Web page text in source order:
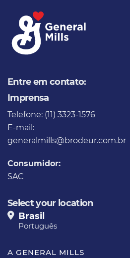
Entre em contato:
Imprensa
Telefone: (11) 3323-1576
E-mail:
generalmills@brodeur.com.br
Consumidor:
SAC
Select your location
Brasil
Português
A GENERAL MILLS